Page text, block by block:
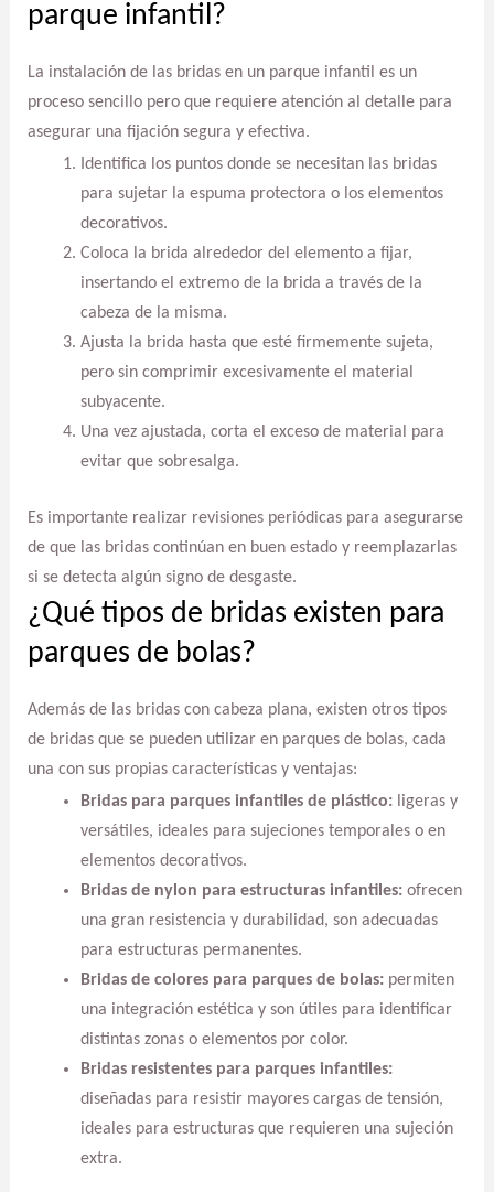
parque infantil?
La instalación de las bridas en un parque infantil es un
proceso sencillo pero que requiere atención al detalle para
asegurar una fijación segura y efectiva.
Identifica los puntos donde se necesitan las bridas
para sujetar la espuma protectora o los elementos
decorativos.
Coloca la brida alrededor del elemento a fijar,
insertando el extremo de la brida a través de la
cabeza de la misma.
Ajusta la brida hasta que esté firmemente sujeta,
pero sin comprimir excesivamente el material
subyacente.
Una vez ajustada, corta el exceso de material para
evitar que sobresalga.
Es importante realizar revisiones periódicas para asegurarse
de que las bridas continúan en buen estado y reemplazarlas
si se detecta algún signo de desgaste.
¿Qué tipos de bridas existen para
parques de bolas?
Además de las bridas con cabeza plana, existen otros tipos
de bridas que se pueden utilizar en parques de bolas, cada
una con sus propias características y ventajas:
Bridas para parques infantiles de plástico:ligeras y
versátiles, ideales para sujeciones temporales o en
elementos decorativos.
Bridas de nylon para estructuras infantiles:ofrecen
una gran resistencia y durabilidad, son adecuadas
para estructuras permanentes.
Bridas de colores para parques de bolas:permiten
una integración estética y son útiles para identificar
distintas zonas o elementos por color.
Bridas resistentes para parques infantiles:
diseñadas para resistir mayores cargas de tensión,
ideales para estructuras que requieren una sujeción
extra.